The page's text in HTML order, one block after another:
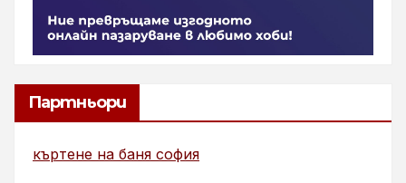
Партньори
къртене на баня софия